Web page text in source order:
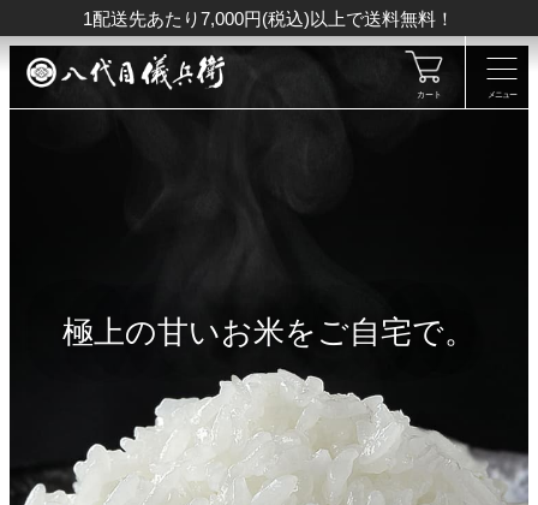
1配送先あたり7,000円(税込)以上で送料無料！
カート メニュー
極上の甘いお米をご自宅で。